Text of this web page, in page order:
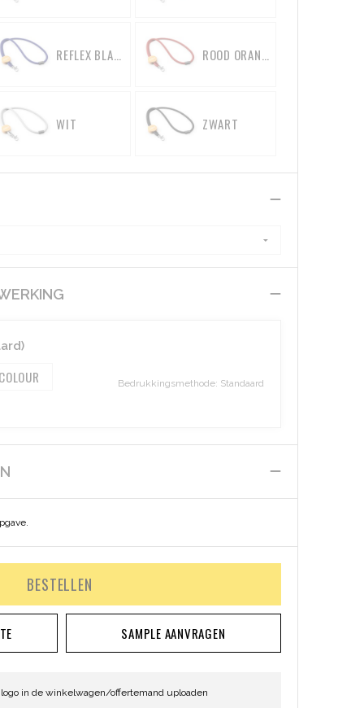
WIT ZWART
Bedrukkingsmethode: Standaard
BESTELLEN
SAMPLE AANVRAGEN
in de winkelwagen/offertemand uploaden